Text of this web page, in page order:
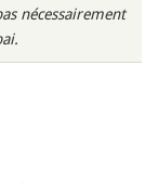
nécessairement